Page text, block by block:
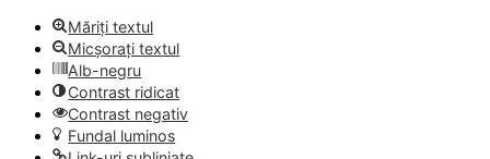
Măriți textul
Micșorați textul
Alb-negru
Contrast ridicat
Contrast negativ
Fundal luminos